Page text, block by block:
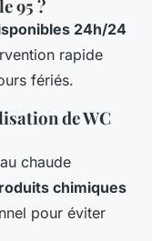
95 ?
24h/24
rapide
fériés.
de WC
chaude
chimiques
pour éviter